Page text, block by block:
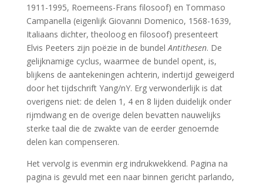
1911-1995, Roemeens-Frans filosoof) en Tommaso
Campanella (eigenlijk Giovanni Domenico, 1568-1639,
Italiaans dichter, theoloog en filosoof) presenteert
Elvis Peeters zijn poëzie in de bundelAntithesen. De
gelijknamige cyclus, waarmee de bundel opent, is,
blijkens de aantekeningen achterin, indertijd geweigerd
door het tijdschrift Yang/nY. Erg verwonderlijk is dat
overigens niet: de delen 1, 4 en 8 lijden duidelijk onder
rijmdwang en de overige delen bevatten nauwelijks
sterke taal die de zwakte van de eerder genoemde
delen kan compenseren.
Het vervolg is evenmin erg indrukwekkend. Pagina na
pagina is gevuld met een naar binnen gericht parlando,